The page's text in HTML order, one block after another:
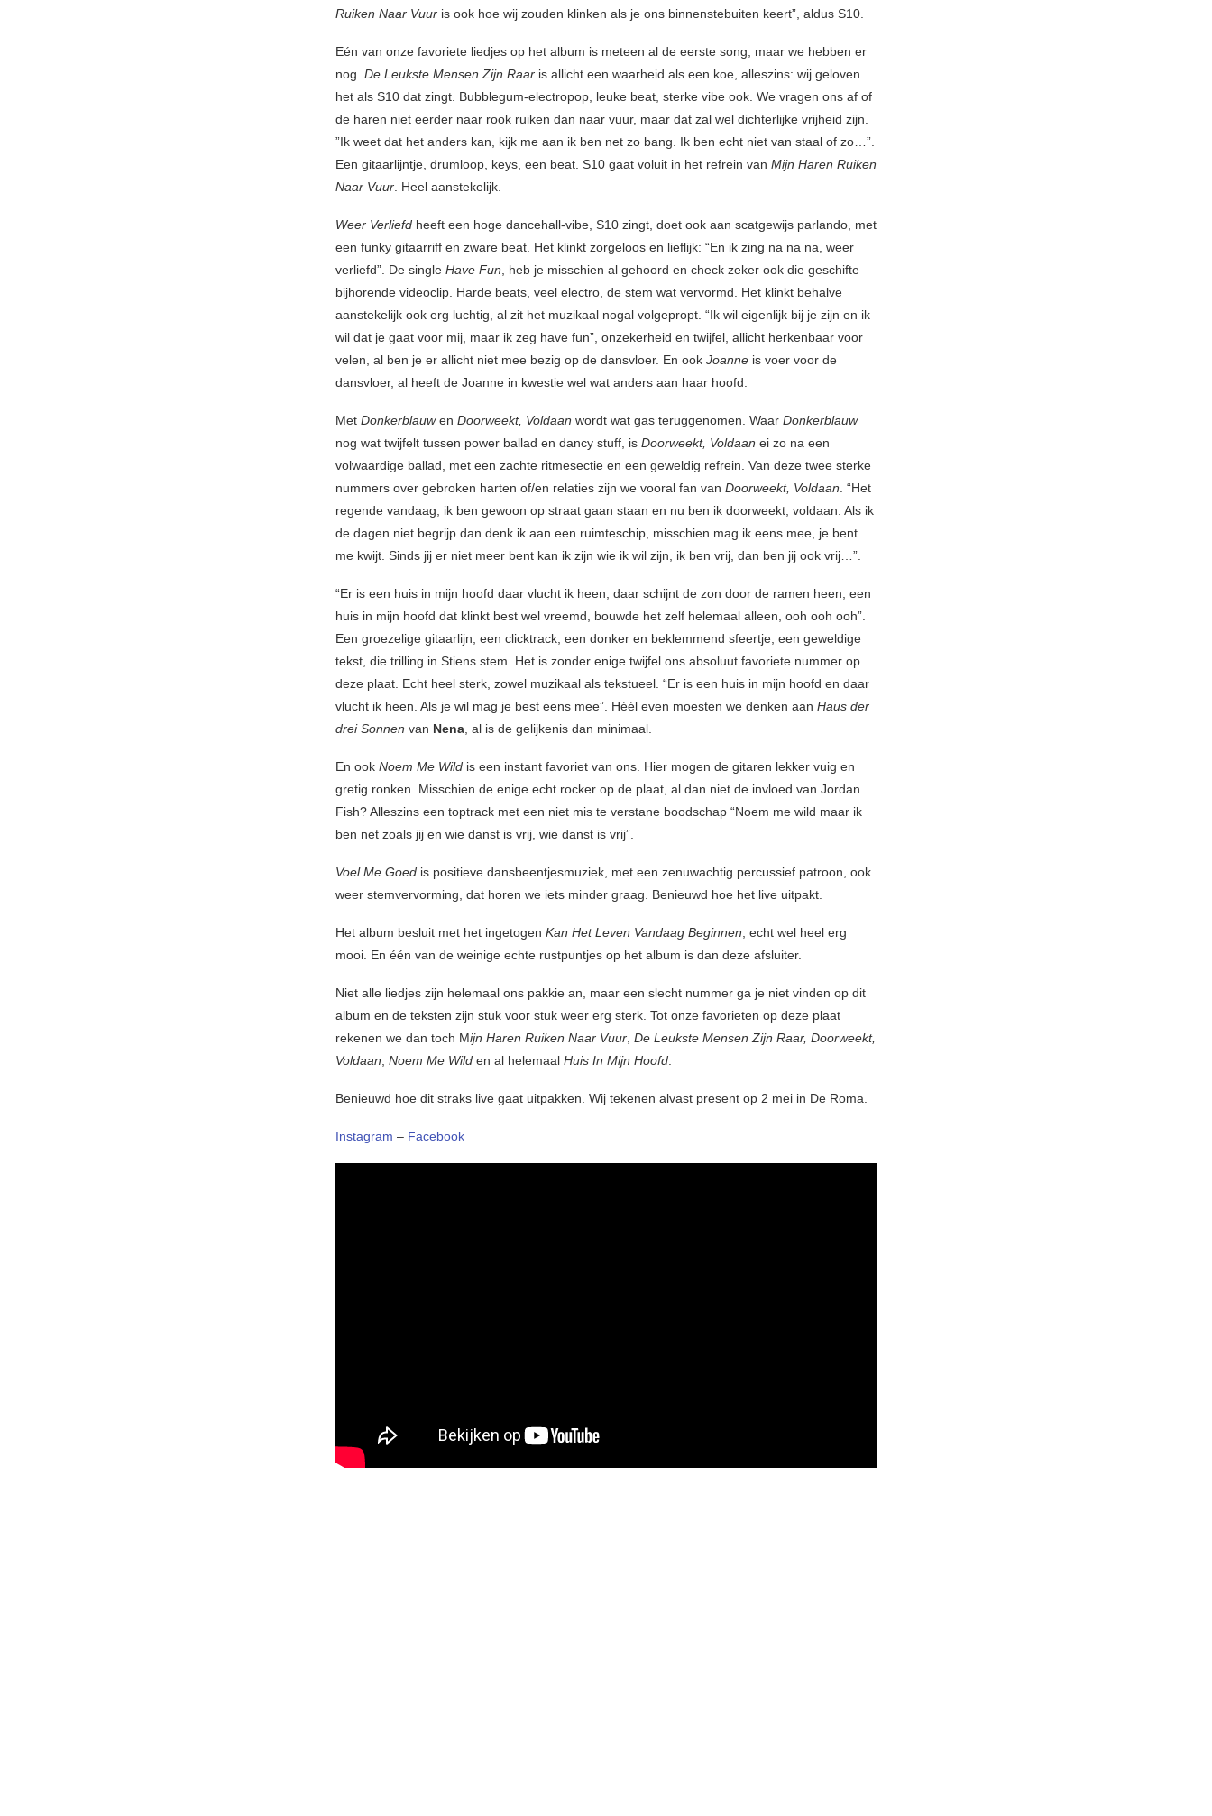
Ruiken Naar Vuur is ook hoe wij zouden klinken als je ons binnenstebuiten keert”, aldus S10.
Eén van onze favoriete liedjes op het album is meteen al de eerste song, maar we hebben er
nog. De Leukste Mensen Zijn Raar is allicht een waarheid als een koe, alleszins: wij geloven
het als S10 dat zingt. Bubblegum-electropop, leuke beat, sterke vibe ook. We vragen ons af of
de haren niet eerder naar rook ruiken dan naar vuur, maar dat zal wel dichterlijke vrijheid zijn.
”Ik weet dat het anders kan, kijk me aan ik ben net zo bang. Ik ben echt niet van staal of zo…”.
Een gitaarlijntje, drumloop, keys, een beat. S10 gaat voluit in het refrein van Mijn Haren Ruiken
Naar Vuur. Heel aanstekelijk.
Weer Verliefd heeft een hoge dancehall-vibe, S10 zingt, doet ook aan scatgewijs parlando, met
een funky gitaarriff en zware beat. Het klinkt zorgeloos en lieflijk: “En ik zing na na na, weer
verliefd”. De single Have Fun, heb je misschien al gehoord en check zeker ook die geschifte
bijhorende videoclip. Harde beats, veel electro, de stem wat vervormd. Het klinkt behalve
aanstekelijk ook erg luchtig, al zit het muzikaal nogal volgepropt. “Ik wil eigenlijk bij je zijn en ik
wil dat je gaat voor mij, maar ik zeg have fun”, onzekerheid en twijfel, allicht herkenbaar voor
velen, al ben je er allicht niet mee bezig op de dansvloer. En ook Joanne is voer voor de
dansvloer, al heeft de Joanne in kwestie wel wat anders aan haar hoofd.
Met Donkerblauwen Doorweekt, Voldaan wordt wat gas teruggenomen. Waar Donkerblauw
nog wat twijfelt tussen power ballad en dancy stuff, is Doorweekt, Voldaan ei zo na een
volwaardige ballad, met een zachte ritmesectie en een geweldig refrein. Van deze twee sterke
nummers over gebroken harten of/en relaties zijn we vooral fan van Doorweekt, Voldaan. “Het
regende vandaag, ik ben gewoon op straat gaan staan en nu ben ik doorweekt, voldaan. Als ik
de dagen niet begrijp dan denk ik aan een ruimteschip, misschien mag ik eens mee, je bent
me kwijt. Sinds jij er niet meer bent kan ik zijn wie ik wil zijn, ik ben vrij, dan ben jij ook vrij…”.
“Er is een huis in mijn hoofd daar vlucht ik heen, daar schijnt de zon door de ramen heen, een
huis in mijn hoofd dat klinkt best wel vreemd, bouwde het zelf helemaal alleen, ooh ooh ooh”.
Een groezelige gitaarlijn, een clicktrack, een donker en beklemmend sfeertje, een geweldige
tekst, die trilling in Stiens stem. Het is zonder enige twijfel ons absoluut favoriete nummer op
deze plaat. Echt heel sterk, zowel muzikaal als tekstueel. “Er is een huis in mijn hoofd en daar
vlucht ik heen. Als je wil mag je best eens mee”. Héél even moesten we denken aan Haus der
drei Sonnen van Nena, al is de gelijkenis dan minimaal.
En ook Noem Me Wild is een instant favoriet van ons. Hier mogen de gitaren lekker vuig en
gretig ronken. Misschien de enige echt rocker op de plaat, al dan niet de invloed van Jordan
Fish? Alleszins een toptrack met een niet mis te verstane boodschap “Noem me wild maar ik
ben net zoals jij en wie danst is vrij, wie danst is vrij”.
Voel Me Goed is positieve dansbeentjesmuziek, met een zenuwachtig percussief patroon, ook
weer stemvervorming, dat horen we iets minder graag. Benieuwd hoe het live uitpakt.
Het album besluit met het ingetogen Kan Het Leven Vandaag Beginnen, echt wel heel erg
mooi. En één van de weinige echte rustpuntjes op het album is dan deze afsluiter.
Niet alle liedjes zijn helemaal ons pakkie an, maar een slecht nummer ga je niet vinden op dit
album en de teksten zijn stuk voor stuk weer erg sterk. Tot onze favorieten op deze plaat
rekenen we dan toch Mijn Haren Ruiken Naar Vuur, De Leukste Mensen Zijn Raar, Doorweekt,
Voldaan, Noem Me Wild en al helemaal Huis In Mijn Hoofd.
Benieuwd hoe dit straks live gaat uitpakken. Wij tekenen alvast present op 2 mei in De Roma.
Instagram – Facebook